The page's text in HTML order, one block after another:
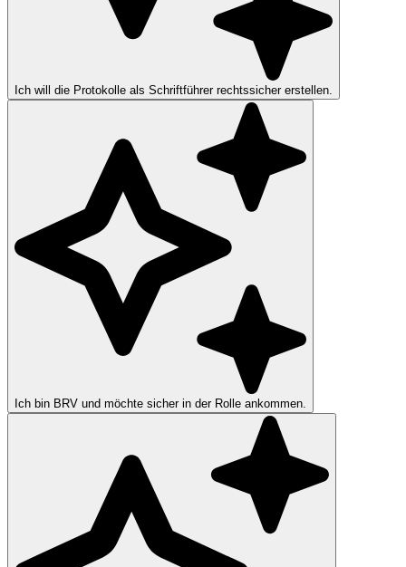
Ich will die Protokolle als Schriftführer rechtssicher erstellen.
Ich bin BRV und möchte sicher in der Rolle ankommen.